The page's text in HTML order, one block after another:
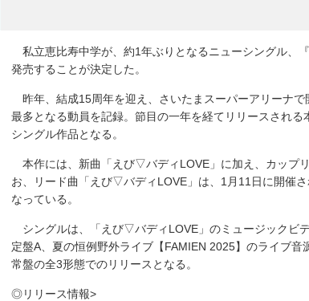
私立恵比寿中学が、約1年ぶりとなるニューシングル、
発売することが決定した。
昨年、結成15周年を迎え、さいたまスーパーアリーナで
最多となる動員を記録。節目の一年を経てリリースされ
シングル作品となる。
本作には、新曲「えび▽バディLOVE」に加え、カップ
お、リード曲「えび▽バディLOVE」は、1月11日に開催
なっている。
シングルは、「えび▽バディLOVE」のミュージックビ
定盤A、夏の恒例野外ライブ【FAMIEN 2025】のライブ
常盤の全3形態でのリリースとなる。
◎リリース情報>